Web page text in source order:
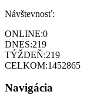
Návštevnosť:
ONLINE:0
DNES:219
TÝŽDEŇ:219
CELKOM:1452865
Navigácia